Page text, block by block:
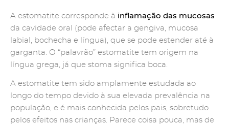
A estomatite corresponde à inflamação das mucosas
da cavidade oral (pode afectar a gengiva, mucosa
labial, bochecha e língua), que se pode estender até à
garganta. O “palavrão” estomatite tem origem na
língua grega, já que stoma significa boca.
A estomatite tem sido amplamente estudada ao
longo do tempo devido à sua elevada prevalência na
população, e é mais conhecida pelos pais, sobretudo
pelos efeitos nas crianças. Parece coisa pouca, mas de